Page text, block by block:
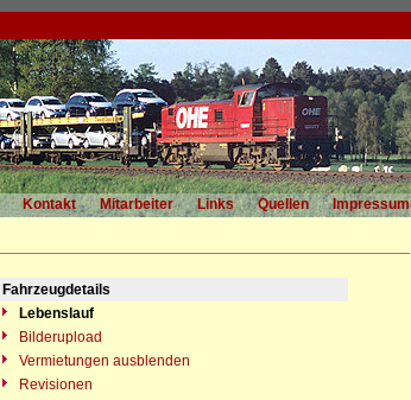
Kontakt Mitarbeiter Links Quellen
Impressum
Fahrzeugdetails
Lebenslauf
Bilderupload
Vermietungen ausblenden
Revisionen